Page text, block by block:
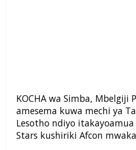
KOCHA wa Simba, Mbelgiji
amesema kuwa mechi ya
Lesotho ndiyo
Stars kushiriki Afcon